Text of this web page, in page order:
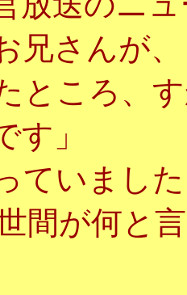
兄さんが
ところ、
す」
ていまし
間が何と